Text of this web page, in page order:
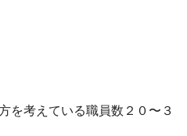
を考えている職員数２０〜３